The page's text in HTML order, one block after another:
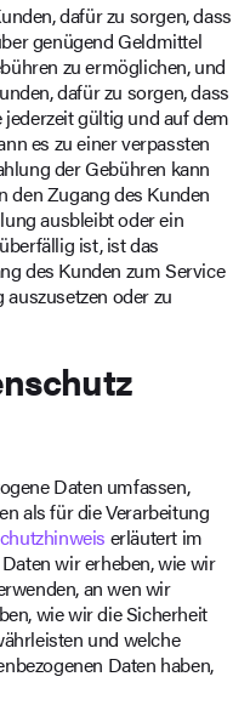
dafür zu sorgen, dass
genügend Geldmittel
zu ermöglichen, und
dafür zu sorgen, dass
gültig und auf dem
es zu einer verpassten
der Gebühren kann
den Zugang des Kunden
ausbleibt oder ein
ist, ist das
des Kunden zum Service
oder zu
Daten umfassen,
als für die Verarbeitung
erläutert im
wir erheben, wie wir
an wen wir
wie wir die Sicherheit
und welche
Daten haben,